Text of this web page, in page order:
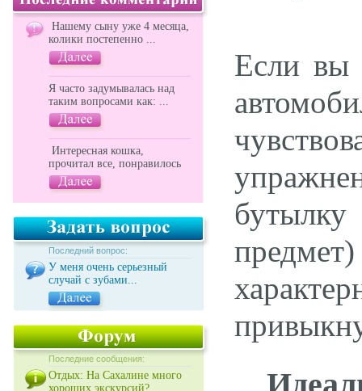
Нашему сыну уже 4 месяца,
колики постепенно ...
Я часто задумывалась над
таким вопросами как: ...
Интересная кошка,
прочитал все, понравилось
Последний вопрос:
У меня очень серьезный
случай с зубами...
Последние сообщения:
Отдых: На Сахалине много
хороших экскурсий?
Если вы